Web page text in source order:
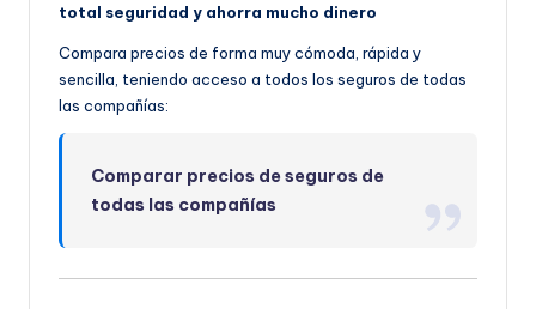
total seguridad y ahorra mucho dinero
Compara precios de forma muy cómoda, rápida y
sencilla, teniendo acceso a todos los seguros de todas
las compañías:
Comparar precios de seguros de
todas las compañías